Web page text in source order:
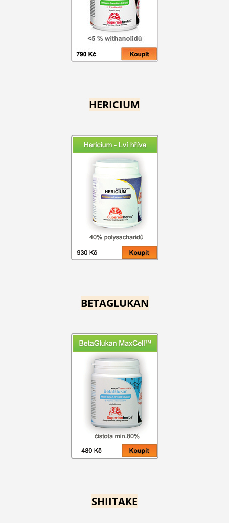
HERICIUM
BETAGLUKAN
SHIITAKE